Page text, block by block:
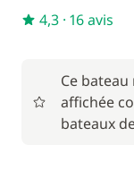
4,3 · 16 avis
Ce
affichée
bateaux